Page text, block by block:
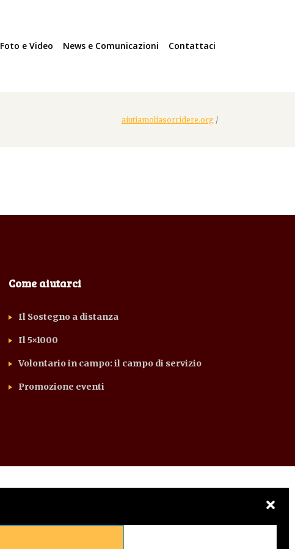
Foto e Video News e Comunicazioni Contattaci
aiutiamoliasorridere.org /
Come aiutarci
Il Sostegno a distanza
Il 5×1000
Volontario in campo: il campo di servizio
Promozione eventi